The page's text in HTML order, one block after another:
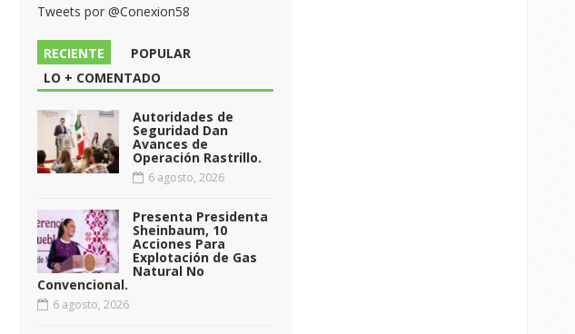
Tweets por @Conexion58
RECIENTE
POPULAR
LO + COMENTADO
Autoridades de
Seguridad Dan
Avances de
Operación Rastrillo.
6 agosto, 2026
Presenta Presidenta
Sheinbaum, 10
Acciones Para
Explotación de Gas
Natural No
Convencional.
6 agosto, 2026